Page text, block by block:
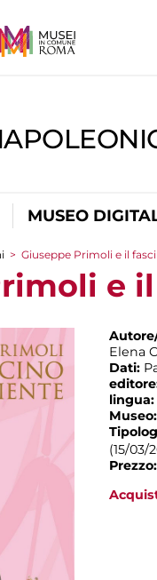
MUSEO
> Giuseppe Primoli e il
e
Elena
Dati:
lingua:
Museo:
(15/03/